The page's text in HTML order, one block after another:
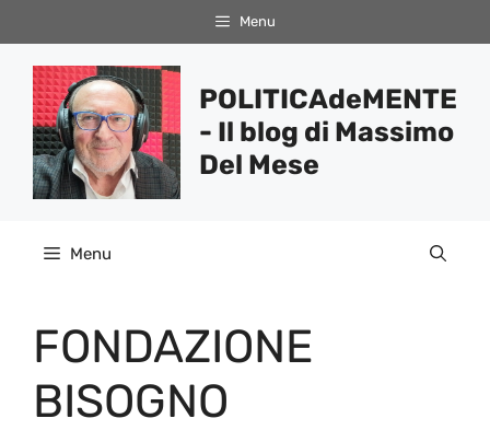
al
contenuto
Menu
POLITICAdeMENTE
- Il blog di Massimo
Del Mese
Menu
FONDAZIONE
BISOGNO